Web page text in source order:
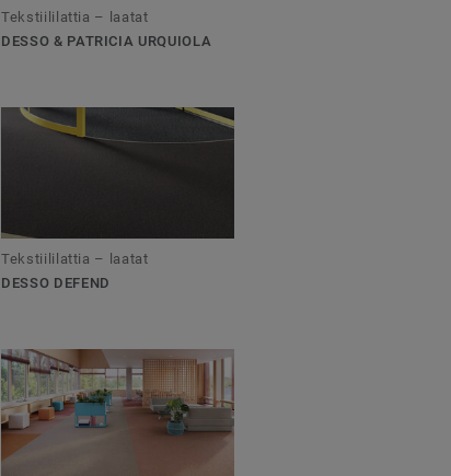
Tekstiililattia – laatat
DESSO & PATRICIA URQUIOLA
Tekstiililattia – laatat
DESSO DEFEND